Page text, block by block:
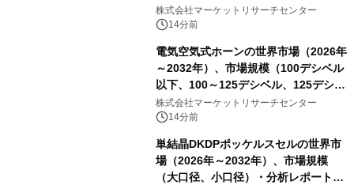
オマーカー検査、タンパク質バイオマ
ーカー検査、細胞ベースのバイオマー
カー検査、多項目バイオマーカー検
査）・分析レポートを発表
株式会社マーケットリサーチセンター
14分前
電気空気式ホーンの世界市場（2026年
～2032年）、市場規模（100デシベル
以下、100～125デシベル、125デシベ
ル以上）・分析レポートを発表
株式会社マーケットリサーチセンター
14分前
単結晶DKDPポッケルスセルの世界市
場（2026年～2032年）、市場規模
（大口径、小口径）・分析レポートを